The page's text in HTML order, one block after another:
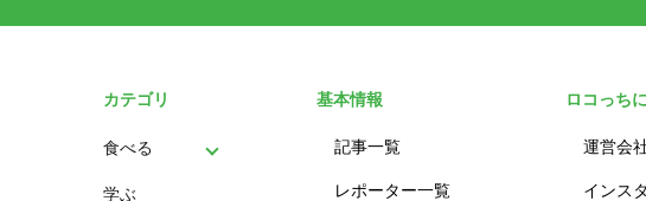
カテゴリ
食べる
学ぶ
基本情報
記事一覧
レポーター一覧
ロコっち
運営会
インス